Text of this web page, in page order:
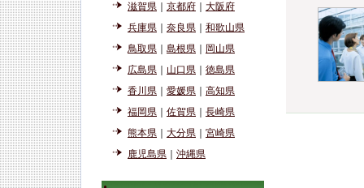
滋賀県
京都府
大阪府
兵庫県
奈良県
和歌山県
鳥取県
島根県
岡山県
広島県
山口県
徳島県
香川県
愛媛県
高知県
福岡県
佐賀県
長崎県
熊本県
大分県
宮崎県
鹿児島県
沖縄県